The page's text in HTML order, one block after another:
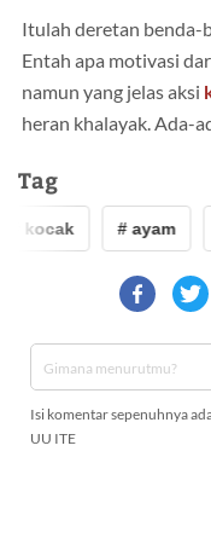
Itulah deretan benda-
Entah apa motivasi
namun yang jelas aksi
heran khalayak. Ada-
Tag
kocak # ayam
Isi komentar sepenuhnya
UU ITE